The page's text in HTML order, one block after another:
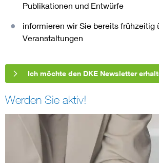
Publikationen und Entwürfe
informieren wir Sie bereits frühzeitig
Veranstaltungen
Ich möchte den DKE Newsletter
Werden Sie aktiv!